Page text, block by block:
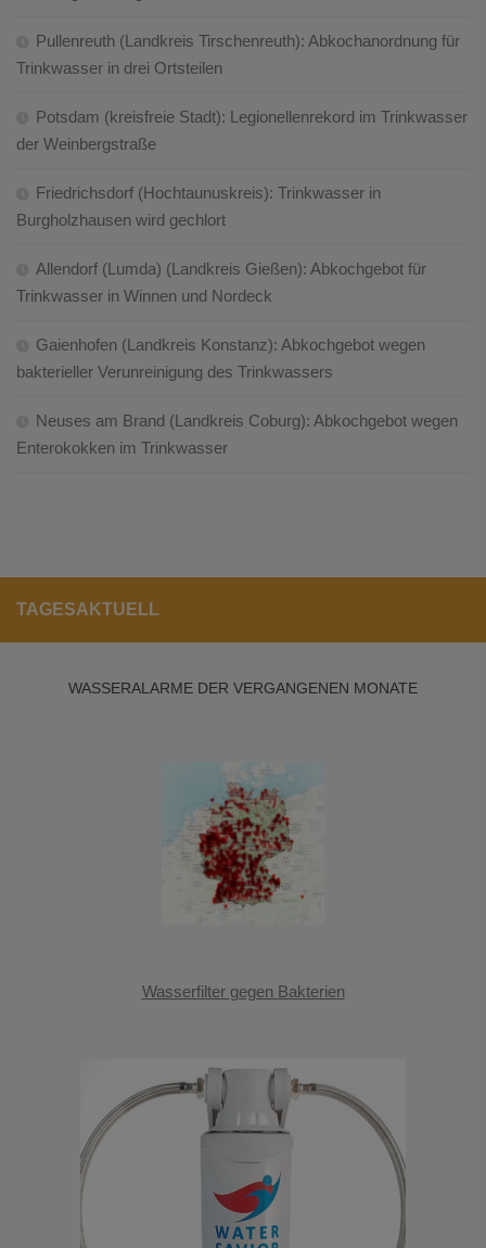
Pullenreuth (Landkreis Tirschenreuth): Abkochanordnung für
Trinkwasser in drei Ortsteilen
Potsdam (kreisfreie Stadt): Legionellenrekord im Trinkwasser
der Weinbergstraße
Friedrichsdorf (Hochtaunuskreis): Trinkwasser in
Burgholzhausen wird gechlort
Allendorf (Lumda) (Landkreis Gießen): Abkochgebot für
Trinkwasser in Winnen und Nordeck
Gaienhofen (Landkreis Konstanz): Abkochgebot wegen
bakterieller Verunreinigung des Trinkwassers
Neuses am Brand (Landkreis Coburg): Abkochgebot wegen
Enterokokken im Trinkwasser
TAGESAKTUELL
WASSERALARME DER VERGANGENEN MONATE
Wasserfilter gegen Bakterien